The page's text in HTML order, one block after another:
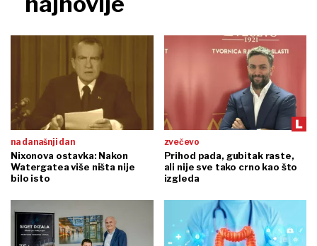
na današnji dan
Nixonova ostavka: Nakon
Watergatea više ništa nije
bilo isto
zvečevo
Prihod pada, gubitak raste,
ali nije sve tako crno kao što
izgleda